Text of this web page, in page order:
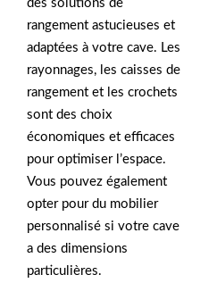
des solutions de
rangement astucieuses et
adaptées à votre cave. Les
rayonnages, les caisses de
rangement et les crochets
sont des choix
économiques et efficaces
pour optimiser l’espace.
Vous pouvez également
opter pour du mobilier
personnalisé si votre cave
a des dimensions
particulières.